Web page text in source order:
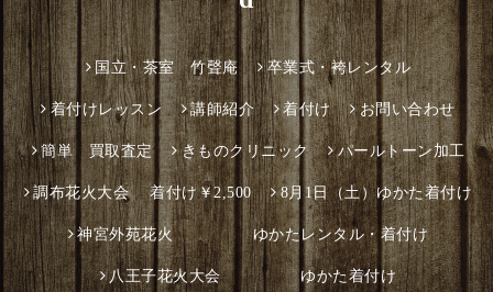
国立・茶室 竹聲庵 卒業式・袴レンタル
着付けレッスン 講師紹介 着付け お問い合わせ
簡単 買取査定 きものクリニック パールトーン加工
調布花火大会 着付け￥2,500 8月1日（土）ゆかた着付け
神宮外苑花火 ゆかたレンタル・着付け
八王子花火大会 ゆかた着付け